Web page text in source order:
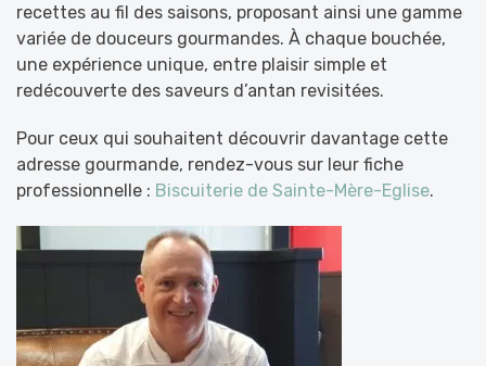
recettes au fil des saisons, proposant ainsi une gamme
variée de douceurs gourmandes. À chaque bouchée,
une expérience unique, entre plaisir simple et
redécouverte des saveurs d’antan revisitées.
Pour ceux qui souhaitent découvrir davantage cette
adresse gourmande, rendez-vous sur leur fiche
professionnelle : Biscuiterie de Sainte-Mère-Eglise.